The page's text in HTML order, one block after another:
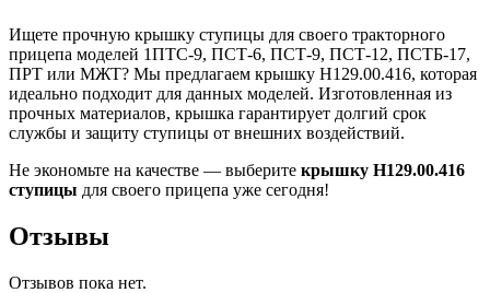
Ищете прочную крышку ступицы для своего тракторного
прицепа моделей 1ПТС-9, ПСТ-6, ПСТ-9, ПСТ-12, ПСТБ-17,
ПРТ или МЖТ? Мы предлагаем крышку Н129.00.416, которая
идеально подходит для данных моделей. Изготовленная из
прочных материалов, крышка гарантирует долгий срок
службы и защиту ступицы от внешних воздействий.
Не экономьте на качестве — выберите крышку Н129.00.416
ступицы для своего прицепа уже сегодня!
Отзывы
Отзывов пока нет.